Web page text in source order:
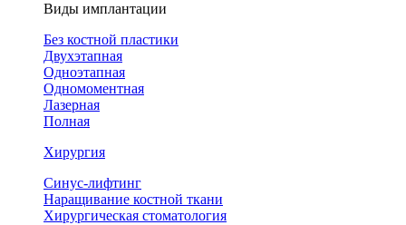
Виды имплантации
Без костной пластики
Двухэтапная
Одноэтапная
Одномоментная
Лазерная
Полная
Хирургия
Синус-лифтинг
Наращивание костной ткани
Хирургическая стоматология